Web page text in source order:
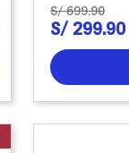
S/ 699.90
S/ 299.90